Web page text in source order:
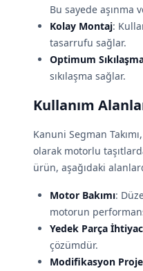
Bu sayede aşınma
Kolay Montaj:
tasarrufu sağlar.
Optimum
sıkılaşma sağlar.
Kullanım
Kanuni Segman
olarak motorlu
ürün, aşağıdaki
Motor Bakımı:
motorun
Yedek Parça
çözümdür.
Modifikasyon